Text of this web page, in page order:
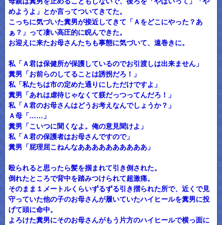
めようよ」とか言ってついてきてた。
こっちに気づいた糞男が接近してきて「Ａをどこにやった？あ
ぁ？」って凄い高圧的に睨んできた。
お迎えに来たお母さんたちも事態に気づいて、遠巻きに。
私「Ａ君は保健所が保護しているのでお引渡しは出来ません」
糞男「お前らのしてることは誘拐だろ！」
私「私たちは市の定めた通りにしただけですよ」
糞男「あれは虐待じゃなくて躾だっつってんだろ！」
私「Ａ君のお母さんはどうお考えなんでしょうか？」
Ａ母「……」
糞男「こいつに聞くなよ。俺の意見聞けよ」
私「Ａ君の保護者はお母さんですので」
糞男「屁理屈こねんなああああああああああ」
殴られると思ったら髪を掴まれて引き倒された。
倒れたところで背中を踏みつけられて超激痛。
そのまま１メートルくらいずるずる引き摺られた所で、近くで見
守っていた他の子のお母さんが履いていたハイヒールを糞男に投
げて頭に命中。
よろけた糞男にそのお母さんがもう片方のハイヒールで横っ面に